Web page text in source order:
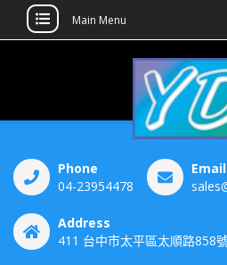
Main Menu
昀鼎科
yundiing
Phone
04-23954478
Email
Address
411 台中市太平區太順路858